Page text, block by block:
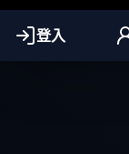
登入